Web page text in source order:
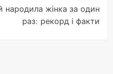
народила жінка за один
раз: рекорд і факти